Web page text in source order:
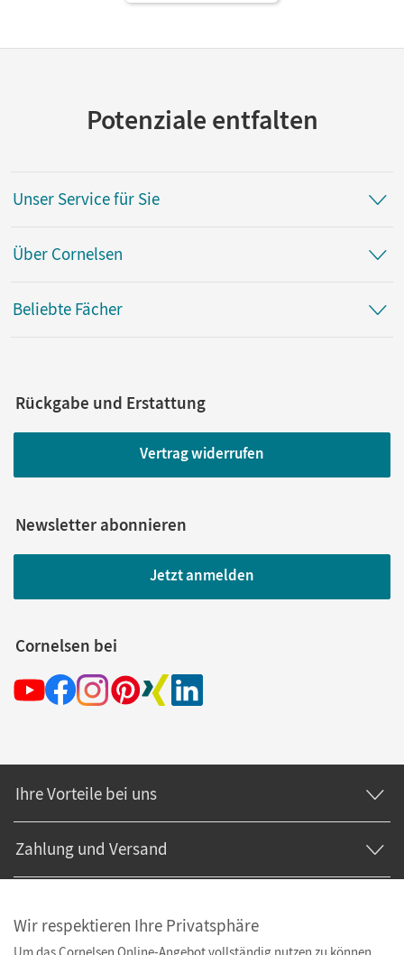
Potenziale entfalten
Unser Service für Sie
Über Cornelsen
Beliebte Fächer
Rückgabe und Erstattung
Vertrag widerrufen
Newsletter abonnieren
Jetzt anmelden
Cornelsen bei
Ihre Vorteile bei uns
Zahlung und Versand
Wir respektieren Ihre Privatsphäre